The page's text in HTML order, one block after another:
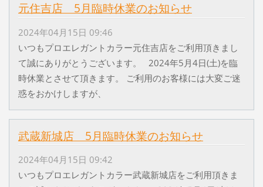
元住吉店 5月臨時休業のお知らせ
2024年04月15日 09:46
いつもプロエレガントカラー元住吉店をご利用頂きまし
て誠にありがとうございます。 2024年5月4日(土)を臨
時休業とさせて頂きます。 ご利用のお客様には大変ご迷
惑をおかけしますが、
武蔵新城店 5月臨時休業のお知らせ
2024年04月15日 09:42
いつもプロエレガントカラー武蔵新城店をご利用頂きま